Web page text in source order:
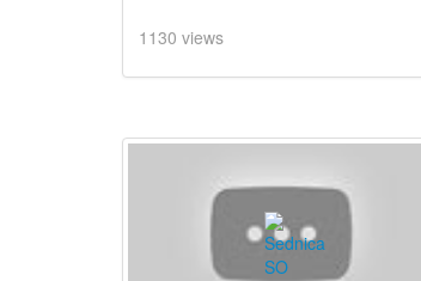
1130 views